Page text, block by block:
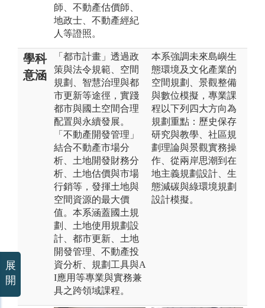
師、不動產估價師、
地政士、不動產經紀
人等證照。
學科
意涵
「都市計畫」透過政
策與法令規範、空間
規劃、智慧治理與都
市更新等途徑，實踐
都市與國土空間合理
配置與永續發展。
「不動產開發管理」
結合不動產市場分
析、土地開發財務分
析、土地估價與市場
行銷等，發揮土地與
空間資源的最大價
值。本系涵蓋國土規
劃、土地使用規劃設
計、都市更新、土地
開發管理、不動產投
資分析、規劃工具與A
I應用等專業與實務兼
具之跨領域課程。
本系強調未來島嶼生
態環境及文化產業的
空間規劃、景觀整備
與數位模擬，專業課
程以下列四大方向為
規劃重點：歷史保存
研究與教學、社區規
劃理論與景觀實務操
作、從兩岸思潮到在
地主義規劃設計、生
態減碳與綠環境規劃
設計模擬。
展
開